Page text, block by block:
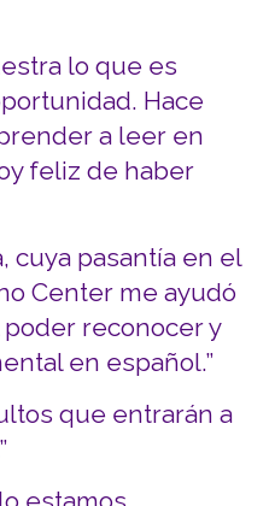
lo que es
Hace
a leer en
feliz de haber
cuya pasantía en el
Center me ayudó
reconocer y
en español.”
que entrarán a
estamos